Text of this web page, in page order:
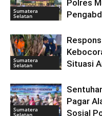
Sumatera
Selatan
Polres
Sumatera
Selatan
Situasi
Sumatera
Selatan
Pagar
Sosial